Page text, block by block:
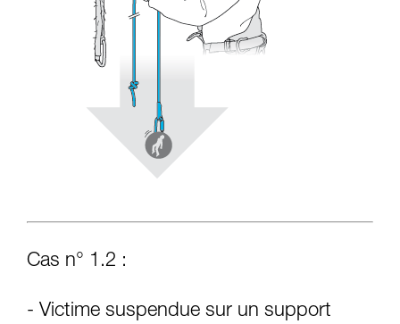
Cas n° 1.2 :
- Victime suspendue sur un support